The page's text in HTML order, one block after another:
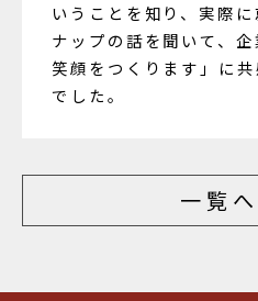
いうことを知り、実際
ナップの話を聞いて、
笑顔をつくります」に
でした。
一覧